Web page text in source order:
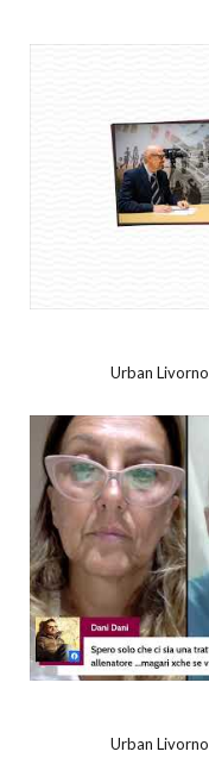
Urban Livorno
Urban Livorno